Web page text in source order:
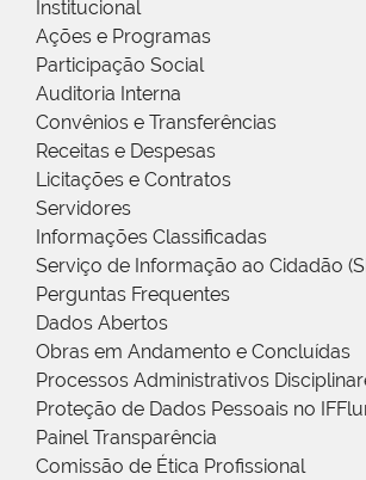
Institucional
Ações e Programas
Participação Social
Auditoria Interna
Convênios e Transferências
Receitas e Despesas
Licitações e Contratos
Servidores
Informações Classificadas
Serviço de Informação ao Cidadão
Perguntas Frequentes
Dados Abertos
Obras em Andamento e Concluídas
Processos Administrativos
Proteção de Dados Pessoais no
Painel Transparência
Comissão de Ética Profissional